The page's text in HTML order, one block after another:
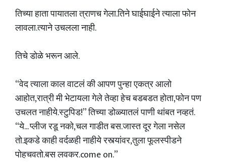
तिच्या हाता पायातला त्राणच गेला.तिने घाईघाईने त्याला फोन
लावला.त्याने उचलला नाही.
तिचे डोळे भरून आले.
“वेद त्याला काल वाटलं की आपण पुन्हा एकत्र आलो
आहोत,रात्री मी भेटायला गेले तेव्हा हेच बडबडत होता,फोन पण
उचलत नाहीये.स्टुपिड!” तिच्या डोळ्यातलं पाणी थांबत नव्हतं.
“ये... प्लीज रडू नको,चल गाडीत बस.जास्त दूर गेला नसेल
तो.इकडे काही वर्दळही नाहीये रस्त्यांवर,तुला फूलस्पीडने
पोहचवतो.बस लवकर.come on.”